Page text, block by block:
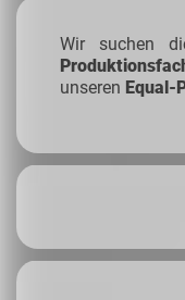
Wir suchen
unseren Equal-